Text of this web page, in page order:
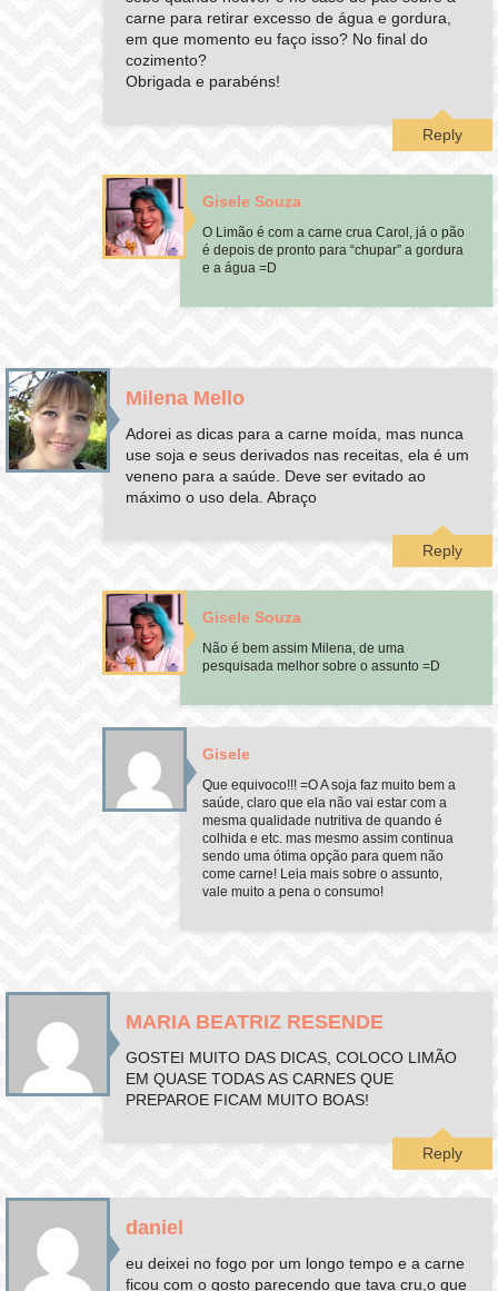
carne para retirar excesso de água e gordura,
em que momento eu faço isso? No final do
cozimento?
Obrigada e parabéns!
Reply
Gisele Souza
O Limão é com a carne crua Carol, já o pão
é depois de pronto para “chupar” a gordura
e a água =D
Milena Mello
Adorei as dicas para a carne moída, mas nunca
use soja e seus derivados nas receitas, ela é um
veneno para a saúde. Deve ser evitado ao
máximo o uso dela. Abraço
Reply
Gisele Souza
Não é bem assim Milena, de uma
pesquisada melhor sobre o assunto =D
Gisele
Que equivoco!!! =O A soja faz muito bem a
saúde, claro que ela não vai estar com a
mesma qualidade nutritiva de quando é
colhida e etc. mas mesmo assim continua
sendo uma ótima opção para quem não
come carne! Leia mais sobre o assunto,
vale muito a pena o consumo!
MARIA BEATRIZ RESENDE
GOSTEI MUITO DAS DICAS, COLOCO LIMÃO
EM QUASE TODAS AS CARNES QUE
PREPAROE FICAM MUITO BOAS!
Reply
daniel
eu deixei no fogo por um longo tempo e a carne
ficou com o gosto parecendo que tava cru,o que